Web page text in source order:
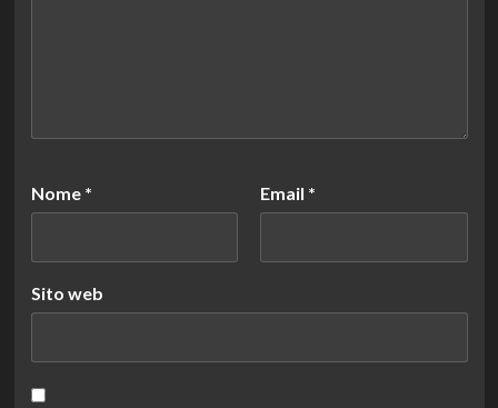
Nome * Email *
Sito web